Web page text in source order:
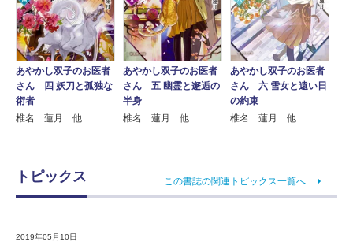
あやかし双子のお医者
さん 四 妖刀と孤独な
術者
椎名 蓮月 他
あやかし双子のお医者
さん 五 幽霊と邂逅の
半身
椎名 蓮月 他
あやかし双子のお医者
さん 六 雪女と遠い日
の約束
椎名 蓮月 他
トピックス この書誌の関連トピックス一覧へ
2019年05月10日